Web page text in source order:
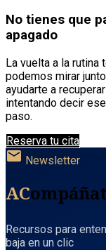
No tienes que
apagado
La vuelta a la rutina
podemos mirar
ayudarte a
intentando decir
paso.
Reserva tu cita
mail Newsletter
AC
Recursos para
baja en un clic